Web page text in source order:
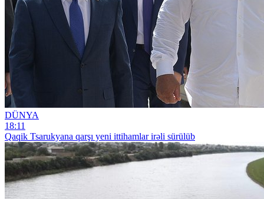
DÜNYA
18:11
Qaqik Tsarukyana qarşı yeni ittihamlar irəli sürülüb